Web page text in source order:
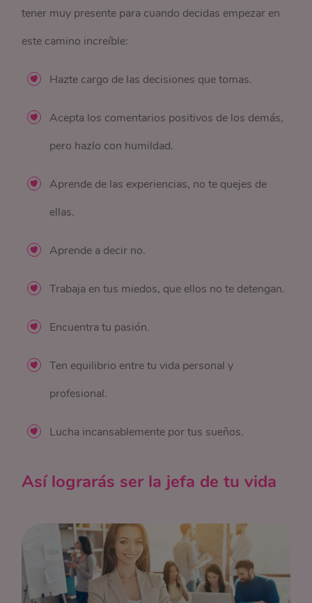
tener muy presente para cuando decidas empezar en
este camino increíble:
Hazte cargo de las decisiones que tomas.
Acepta los comentarios positivos de los demás,
pero hazlo con humildad.
Aprende de las experiencias, no te quejes de
ellas.
Aprende a decir no.
Trabaja en tus miedos, que ellos no te detengan.
Encuentra tu pasión.
Ten equilibrio entre tu vida personal y
profesional.
Lucha incansablemente por tus sueños.
Así lograrás ser la jefa de tu vida